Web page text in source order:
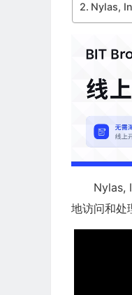
Nylas,
Nylas,
地访问和处